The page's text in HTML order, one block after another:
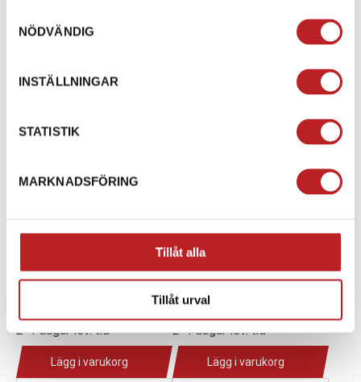
NÖDVÄNDIG
INSTÄLLNINGAR
STATISTIK
MARKNADSFÖRING
Tillåt alla
Tillåt urval
100007430006-080055810
2-4 dagar lev. tid
Lägg i varukorg
BOLT PLUG, OIL DRAIN
2-4 dagar lev. tid
Lägg i varukorg